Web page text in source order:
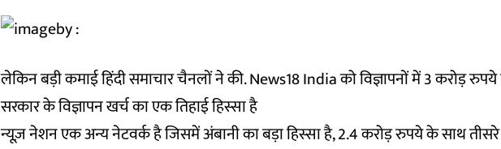
लेकिन बड़ी कमाई हिंदी समाचार चैनलों ने की. News18 India को विज्ञापनों में 3 करोड़ रुपये
सरकार के विज्ञापन खर्च का एक तिहाई हिस्सा है
न्यूज़ नेशन एक अन्य नेटवर्क है जिसमें अंबानी का बड़ा हिस्सा है, 2.4 करोड़ रुपये के साथ